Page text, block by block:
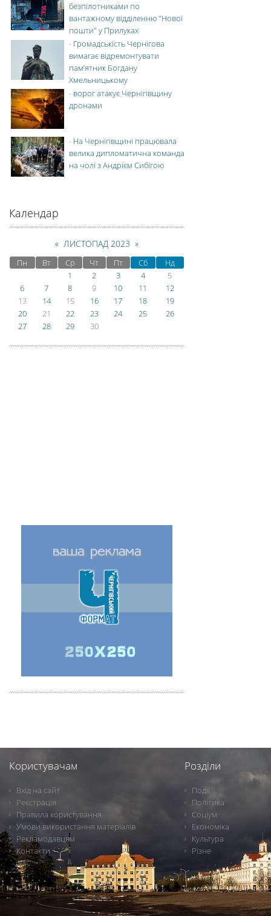
безпілотниками по
вантажному відділенню "Нової
пошти" у Прилуках
- Громадськість Чернігова
вимагає відремонтувати
пам’ятник Богдану
Хмельницькому
- ворог атакує Чернігівщину
дронами
- На Чернігівщині працювала
велика дипломатична команда
на чолі з Андрієм Сибігою
Календар
« ЛИСТОПАД 2023 »
Пн Вт Ср Чт Пт Сб
Нд
1
2 3 4
5
6
7 8 9 10 11
12
13
14 15 16 17 18
19
20
21 22 23 24 25
26
27
28 29 30
Користувачам
Вхід на сайт
Реєстрація
Правила користування
Умови використання матеріалів
Рекламодавцям
Контакти
Розділи
Події
Політика
Соціум
Економіка
Культура
Різне